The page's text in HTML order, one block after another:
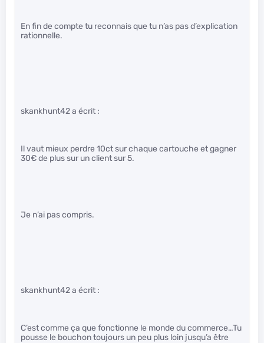
En fin de compte tu reconnais que tu n’as pas d’explication
rationnelle.
skankhunt42 a écrit :
Il vaut mieux perdre 10ct sur chaque cartouche et gagner
30€ de plus sur un client sur 5.
Je n’ai pas compris.
skankhunt42 a écrit :
C’est comme ça que fonctionne le monde du commerce…Tu
pousse le bouchon toujours un peu plus loin jusqu’a être